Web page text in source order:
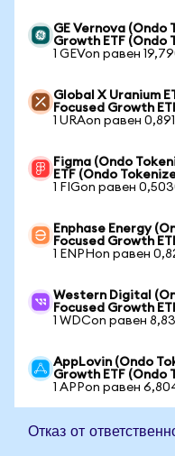
GE Vernova (Ondo
Growth ETF (Ondo
1 GEVon равен
Global X Uranium
Focused Growth
1 URAon равен
Figma (Ondo
ETF (Ondo
1 FIGon равен
Enphase Energy
Focused Growth
1 ENPHon равен
Western Digital
Focused Growth
1 WDCon равен
AppLovin (Ondo
Growth ETF (Ondo
1 APPon равен
Отказ от